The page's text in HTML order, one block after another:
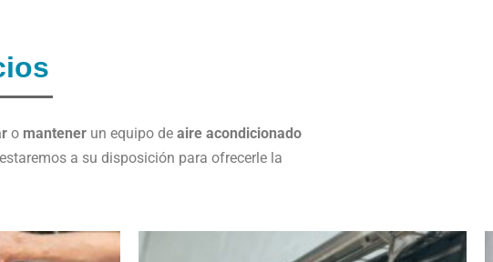
o mantener un equipo de aire acondicionado
a su disposición para ofrecerle la